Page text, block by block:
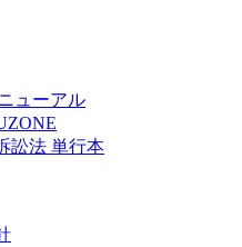
ューアル
訟法 単行本